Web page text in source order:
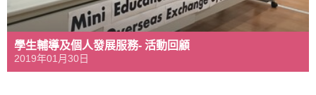
學生輔導及個人發展服務- 活動回顧
2019年01月30日